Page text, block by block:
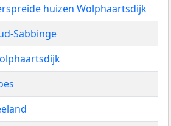
huizen Wolphaartsdijk
Sabbinge